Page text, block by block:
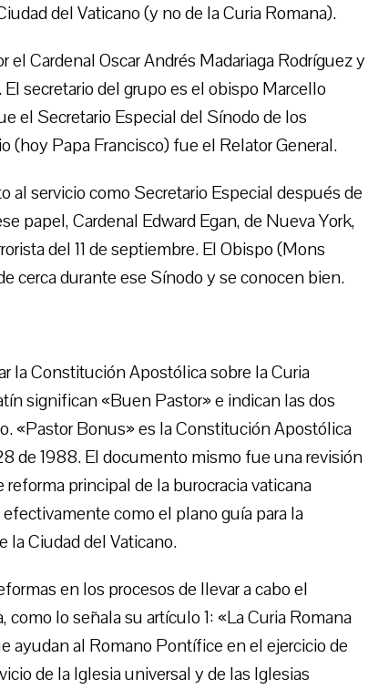
del Vaticano (y no de la Curia Romana).
el Cardenal Oscar Andrés Madariaga Rodríguez y
secretario del grupo es el obispo Marcello
el Secretario Especial del Sínodo de los
(hoy Papa Francisco) fue el Relator General.
servicio como Secretario Especial después de
papel, Cardenal Edward Egan, de Nueva York,
del 11 de septiembre. El Obispo (Mons
cerca durante ese Sínodo y se conocen bien.
la Constitución Apostólica sobre la Curia
significan «Buen Pastor» e indican las dos
«Pastor Bonus» es la Constitución Apostólica
de 1988. El documento mismo fue una revisión
principal de la burocracia vaticana
como el plano guía para la
la Ciudad del Vaticano.
en los procesos de llevar a cabo el
lo señala su artículo 1: «La Curia Romana
ayudan al Romano Pontífice en el ejercicio de
de la Iglesia universal y de las Iglesias